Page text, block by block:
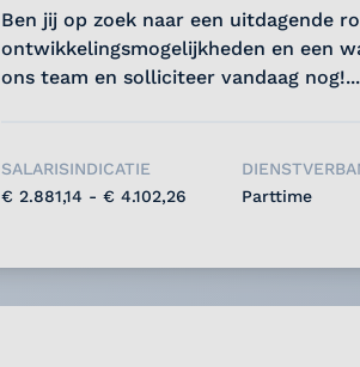
Ben jij op zoek naar een uitdagende
ontwikkelingsmogelijkheden en een
ons team en solliciteer vandaag nog!...
SALARISINDICATIE
€ 2.881,14 - € 4.102,26
Parttime